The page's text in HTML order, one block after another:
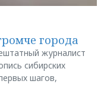
города
журналист
сибирских
шагов,